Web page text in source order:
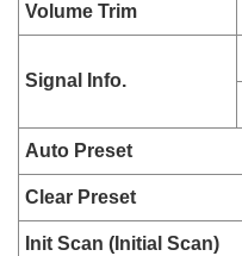
Volume Trim
Signal Info.
Auto Preset
Clear Preset
Init Scan (Initial Scan)